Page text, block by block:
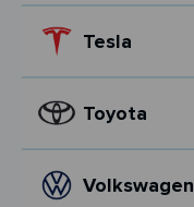
Tesla
Toyota
Volkswagen